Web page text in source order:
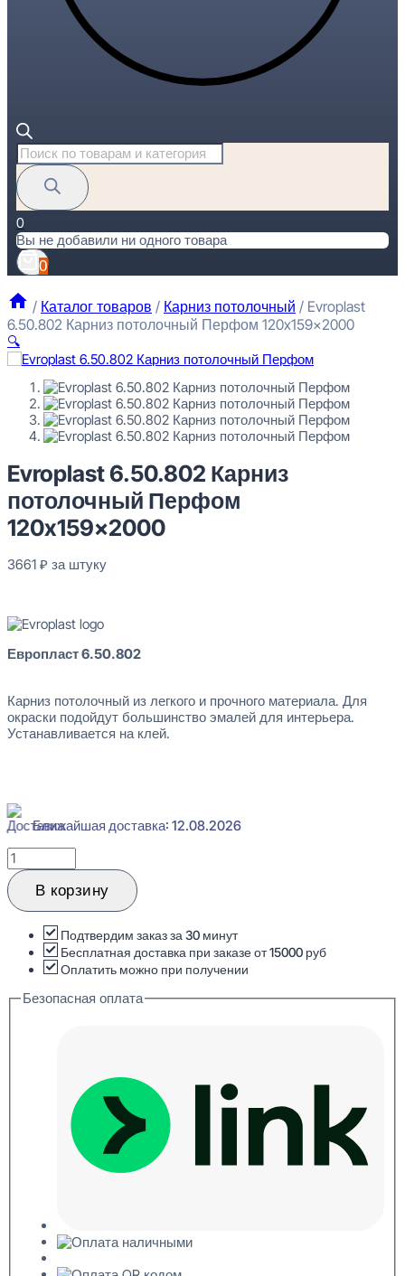
Поиск
товаров
0
Вы не добавили ни одного товара
0
/ Каталог товаров / Карниз потолочный / Evroplast
6.50.802 Карниз потолочный Перфом 120x159x2000
🔍
Evroplast 6.50.802 Карниз потолочный Перфом 120x159x2000
₽ за штуку
Перейти в избранное Закрыть
Evroplast 6.50.802 Карниз
потолочный Перфом
120x159x2000
3661 ₽ за штуку
Европласт 6.50.802
Карниз потолочный из легкого и прочного материала. Для
окраски подойдут большинство эмалей для интерьера.
Устанавливается на клей.
Ближайшая доставка: 12.08.2026
Количество
товара
Evroplast
6.50.802
потолочный
Перфом
120x159x2000
В корзину
Подтвердим заказ за 30 минут
Бесплатная доставка при заказе от 15000 руб
Оплатить можно при получении
Безопасная оплата